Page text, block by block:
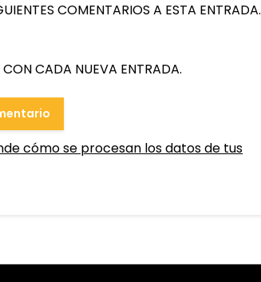
COMENTARIOS A ESTA ENTRADA.
CADA NUEVA ENTRADA.
cómo se procesan los datos de tus